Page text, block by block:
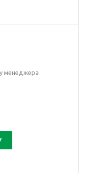
менеджера